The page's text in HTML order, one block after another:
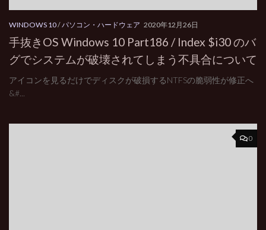
WINDOWS 10/パソコン・ハードウェア 2020年12月26日
手抜きOS Windows 10 Part186 / Index $i30 のバ
グでシステムが破壊されてしまう不具合について
アイコンを見るだけでディスクが破損するNTFSの脆弱性が修正へ
&#...
0